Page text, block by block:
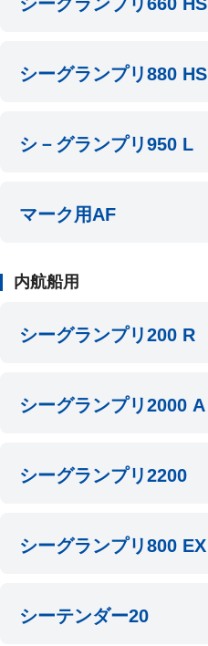
シーグランプリ880 HS
シ－グランプリ950 L
マーク用AF
内航船用
シーグランプリ200 R
シーグランプリ2000 A
シーグランプリ2200
シーグランプリ800 EX
シーテンダー20